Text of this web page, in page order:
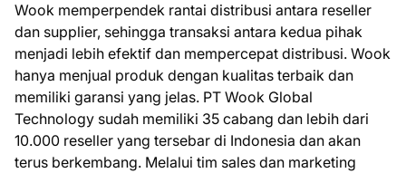
Wook memperpendek rantai distribusi antara reseller
dan supplier, sehingga transaksi antara kedua pihak
menjadi lebih efektif dan mempercepat distribusi. Wook
hanya menjual produk dengan kualitas terbaik dan
memiliki garansi yang jelas. PT Wook Global
Technology sudah memiliki 35 cabang dan lebih dari
10.000 reseller yang tersebar di Indonesia dan akan
terus berkembang. Melalui tim sales dan marketing